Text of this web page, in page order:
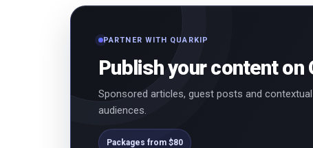
PARTNER WITH QUARKIP
Publish your content on
Sponsored articles, guest posts and
audiences.
Packages from $80